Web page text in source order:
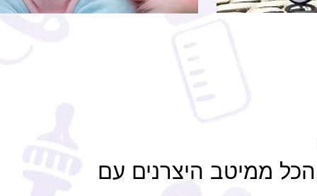
הכל ממיטב היצרנים עם